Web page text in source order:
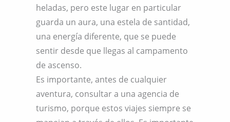
heladas, pero este lugar en particular
guarda un aura, una estela de santidad,
una energía diferente, que se puede
sentir desde que llegas al campamento
de ascenso.
Es importante, antes de cualquier
aventura, consultar a una agencia de
turismo, porque estos viajes siempre se